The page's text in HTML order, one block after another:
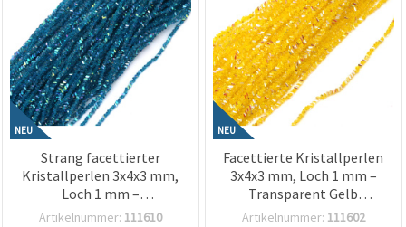
NEU
Strang facettierter
Kristallperlen 3x4x3 mm,
Loch 1 mm –
Transparente Cyan-
Artikelnummer: 111610
NEU
Facettierte Kristallperlen
3x4x3 mm, Loch 1 mm –
Transparent Gelb
Rainbow mit AB-
Artikelnummer: 111602